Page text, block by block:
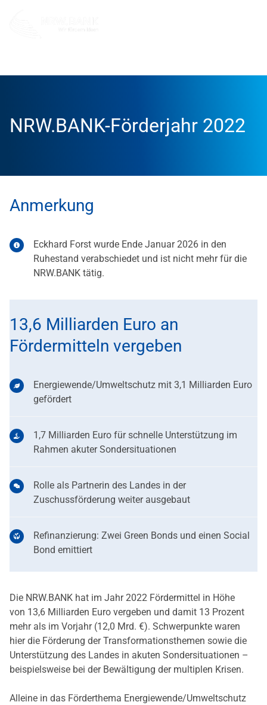
NRW.BANK-Förderjahr 2022
Anmerkung
Eckhard Forst wurde Ende Januar 2026 in den
Ruhestand verabschiedet und ist nicht mehr für die
NRW.BANK tätig.
13,6 Milliarden Euro an
Fördermitteln vergeben
Energiewende/Umweltschutz mit 3,1 Milliarden Euro
gefördert
1,7 Milliarden Euro für schnelle Unterstützung im
Rahmen akuter Sondersituationen
Rolle als Partnerin des Landes in der
Zuschussförderung weiter ausgebaut
Refinanzierung: Zwei Green Bonds und einen Social
Bond emittiert
Die NRW.BANK hat im Jahr 2022 Fördermittel in Höhe
von 13,6 Milliarden Euro vergeben und damit 13 Prozent
mehr als im Vorjahr (12,0 Mrd. €). Schwerpunkte waren
hier die Förderung der Transformationsthemen sowie die
Unterstützung des Landes in akuten Sondersituationen –
beispielsweise bei der Bewältigung der multiplen Krisen.
Alleine in das Förderthema Energiewende/Umweltschutz